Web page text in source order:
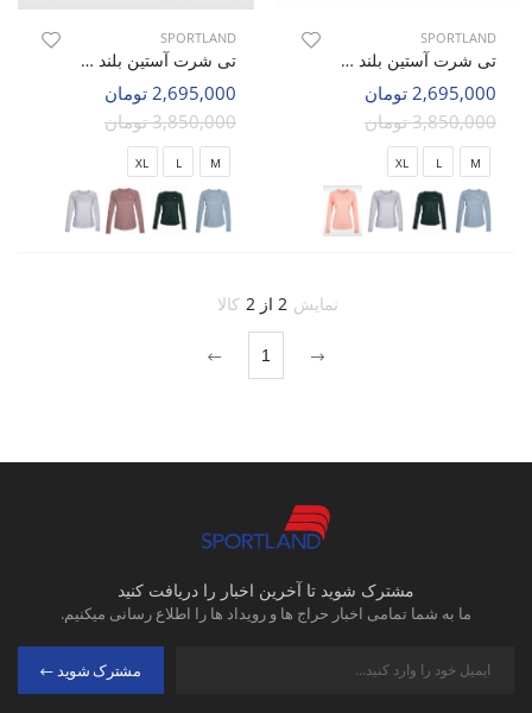
SPORTLAND
تی شرت آستین بلند ورزشی زنانه اسپورتلند SHIFT Ignite W
2,695,000 تومان
3,850,000 تومان
M
L
XL
SPORTLAND
تی شرت آستین بلند ورزشی زنانه اسپورتلند SHIFT Ignite W
2,695,000 تومان
3,850,000 تومان
M
L
XL
نمایش 2 از 2 کالا
1
مشترک شوید تا آخرین اخبار را دریافت کنید
ما به شما تمامی اخبار حراج ها و رویداد ها را اطلاع رسانی میکنیم.
مشترک شوید